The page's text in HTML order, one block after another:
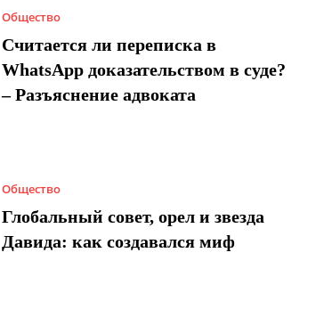
Общество
Считается ли переписка в
WhatsApp доказательством в суде?
– Разъяснение адвоката
Общество
Глобальный совет, орел и звезда
Давида: как создавался миф